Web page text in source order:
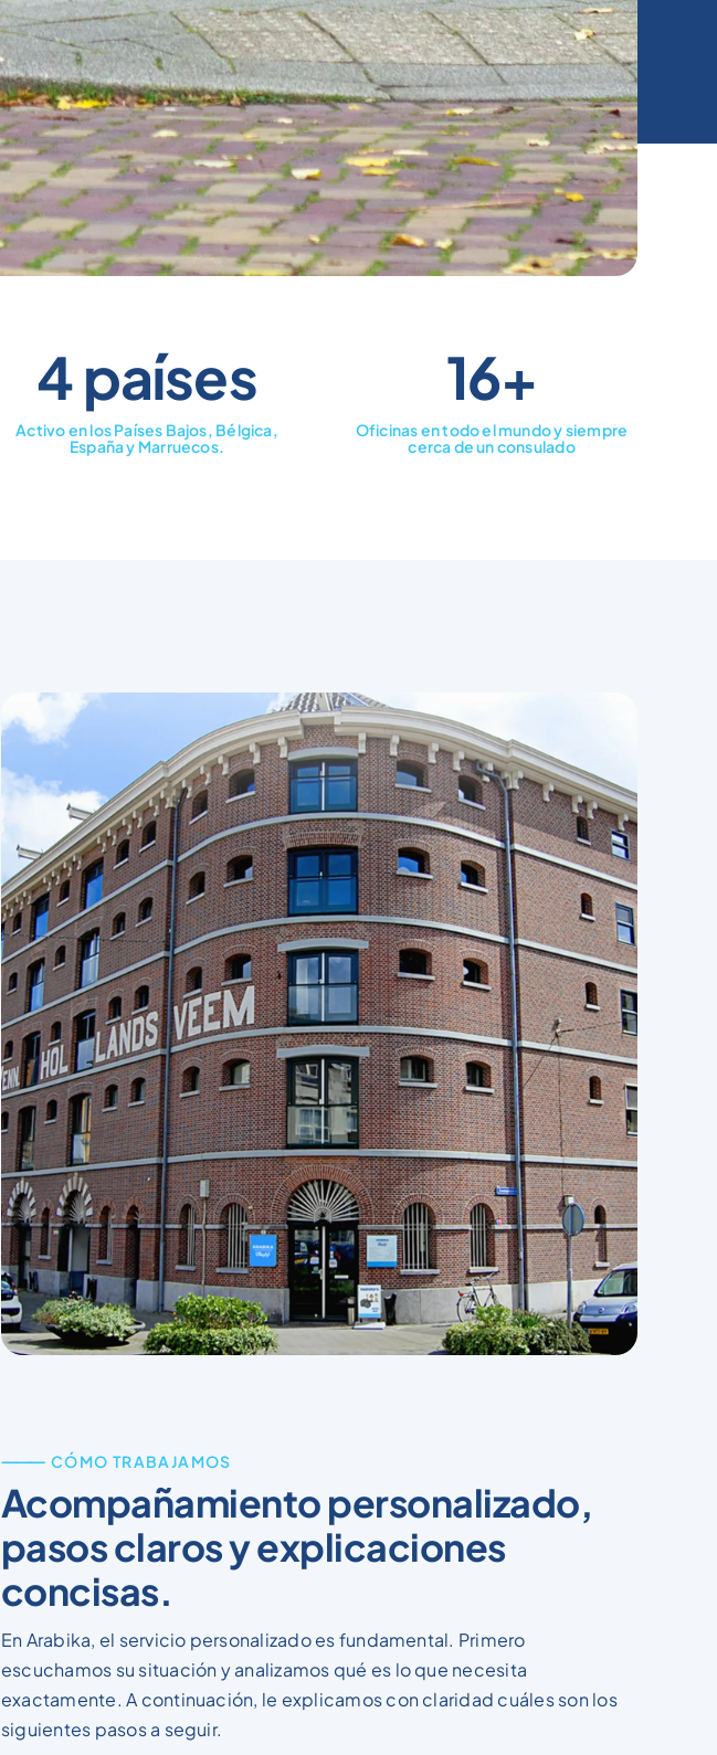
4 países
Activo en los Países Bajos, Bélgica,
España y Marruecos.
16+
Oficinas en todo el mundo y siempre
cerca de un consulado
⸻ CÓMO TRABAJAMOS
Acompañamiento personalizado,
pasos claros y explicaciones
concisas.
En Arabika, el servicio personalizado es fundamental. Primero
escuchamos su situación y analizamos qué es lo que necesita
exactamente. A continuación, le explicamos con claridad cuáles son los
siguientes pasos a seguir.